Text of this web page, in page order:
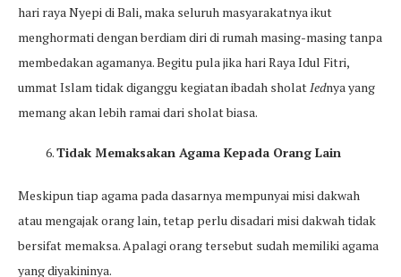
hari raya Nyepi di Bali, maka seluruh masyarakatnya ikut
menghormati dengan berdiam diri di rumah masing-masing tanpa
membedakan agamanya. Begitu pula jika hari Raya Idul Fitri,
ummat Islam tidak diganggu kegiatan ibadah sholatIednya yang
memang akan lebih ramai dari sholat biasa.
Tidak Memaksakan Agama Kepada Orang Lain
Meskipun tiap agama pada dasarnya mempunyai misi dakwah
atau mengajak orang lain, tetap perlu disadari misi dakwah tidak
bersifat memaksa. Apalagi orang tersebut sudah memiliki agama
yang diyakininya.